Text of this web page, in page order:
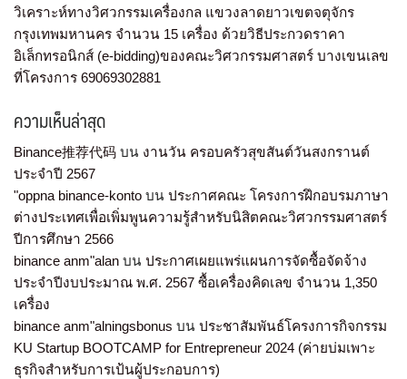
วิเคราะห์ทางวิศวกรรมเครื่องกล แขวงลาดยาวเขตจตุจักร
กรุงเทพมหานคร จำนวน 15 เครื่อง ด้วยวิธีประกวดราคา
อิเล็กทรอนิกส์ (e-bidding)ของคณะวิศวกรรมศาสตร์ บางเขนเลข
ที่โครงการ 69069302881
ความเห็นล่าสุด
Binance推荐代码 บน งานวัน ครอบครัวสุขสันต์วันสงกรานต์
ประจำปี 2567
"oppna binance-konto บน ประกาศคณะ โครงการฝึกอบรมภาษา
ต่างประเทศเพื่อเพิ่มพูนความรู้สำหรับนิสิตคณะวิศวกรรมศาสตร์
ปีการศึกษา 2566
binance anm"alan บน ประกาศเผยแพร่แผนการจัดซื้อจัดจ้าง
ประจำปีงบประมาณ พ.ศ. 2567 ซื้อเครื่องคิดเลข จำนวน 1,350
เครื่อง
binance anm"alningsbonus บน ประชาสัมพันธ์โครงการกิจกรรม
KU Startup BOOTCAMP for Entrepreneur 2024 (ค่ายบ่มเพาะ
ธุรกิจสำหรับการเป้นผู้ประกอบการ)